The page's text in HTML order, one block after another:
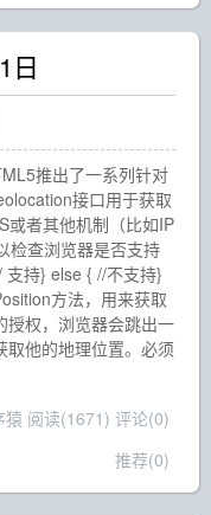
日
推出了一系列针对
接口用于获取
或者其他机制（比如IP
检查浏览器是否支持
持} else { //不支持}
方法，用来获取
授权，浏览器会跳出一
他的地理位置。必须
猿 阅读(1671) 评论(0)
推荐(0)